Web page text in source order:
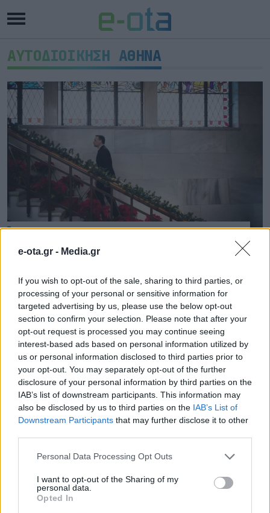
e-ota.gr - Media.gr
If you wish to opt-out of the sale, sharing to third parties, or
processing of your personal or sensitive information for
targeted advertising by us, please use the below opt-out
section to confirm your selection. Please note that after your
opt-out request is processed you may continue seeing
interest-based ads based on personal information utilized by
us or personal information disclosed to third parties prior to
your opt-out. You may separately opt-out of the further
disclosure of your personal information by third parties on the
IAB’s list of downstream participants. This information may
also be disclosed by us to third parties on the IAB’s List of
Downstream Participants that may further disclose it to other
Personal Data Processing Opt Outs
I want to opt-out of the Sharing of my
personal data.
Opted In
ΑΥΤΟΔΙΟΙΚΗΣΗ ΑΘΗΝΑ
Χάρης Δούκας: Δύο χρόνια μετά
ο Δήμαρχος Αθηναίων Χάρης Δούκας κάνει τον
απολογισμό μιας διαδρομής που, όπως ο ίδιος
σημειώνει, ξεκίνησε «όχι απλώς με μια υπόσχεση,
αλλά με μια βαθιά δέσμευση: να αλλάξουμε μαζί την
Αθήνα». Στην ανάρτησή του, αναγνωρίζει ότι το
διάστημα αυτό δεν ήταν εύκολο, καθώς
χαρακτηρίστηκε από προκλήσεις, απαιτητικές […]
28.12.2025 - 11.55
ΡΟΗ ΕΙΔΗΣΕΩΝ